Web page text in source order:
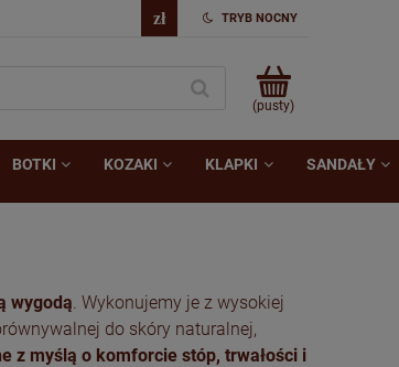
TRYB NOCNY
(pusty)
BOTKI KOZAKI KLAPKI SANDAŁY
wygodą. Wykonujemy je z wysokiej
do skóry naturalnej,
z myślą o komforcie stóp, trwałości i